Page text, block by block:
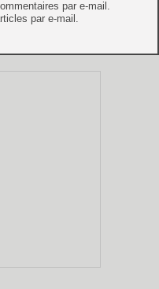
par e-mail.
par e-mail.